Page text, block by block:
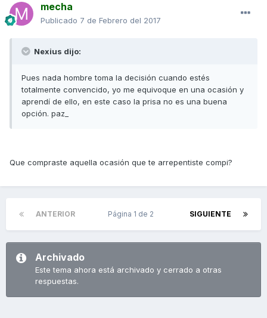
mecha
Publicado 7 de Febrero del 2017
Nexius dijo:
Pues nada hombre toma la decisión cuando estés
totalmente convencido, yo me equivoque en una ocasión y
aprendí de ello, en este caso la prisa no es una buena
opción. paz_
Que compraste aquella ocasión que te arrepentiste compi?
ANTERIOR SIGUIENTE
Página 1 de 2
Archivado
Este tema ahora está archivado y cerrado a otras
respuestas.